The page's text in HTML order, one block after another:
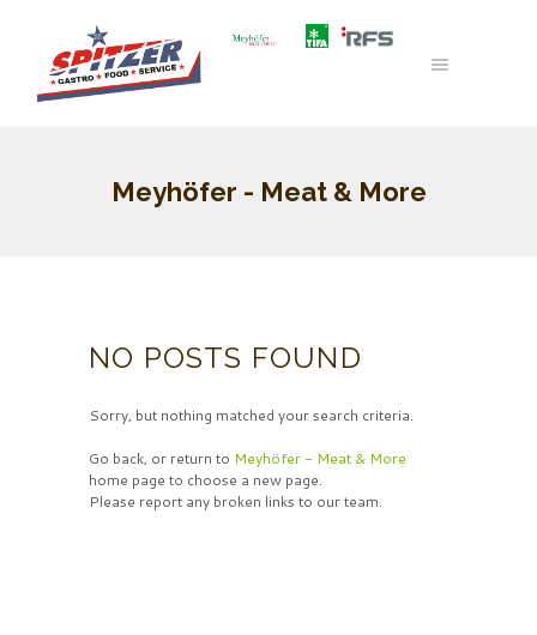
Meyhöfer - Meat & More
NO POSTS FOUND
Sorry, but nothing matched your search criteria.
Go back, or return to Meyhöfer - Meat & More
home page to choose a new page.
Please report any broken links to our team.